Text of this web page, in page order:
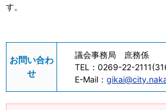
す。
お問い合わ
せ
議会事務局 庶務係
TEL： 0269-22-
E-Mail：